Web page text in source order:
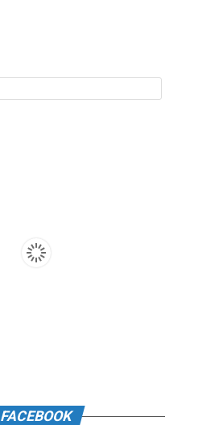
FACEBOOK